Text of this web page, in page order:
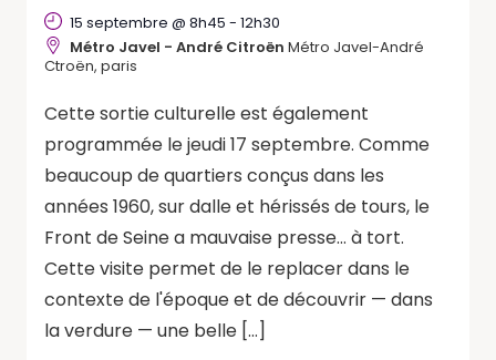
15 septembre @ 8h45 - 12h30
Métro Javel - André Citroën Métro Javel-André
Ctroën, paris
Cette sortie culturelle est également
programmée le jeudi 17 septembre. Comme
beaucoup de quartiers conçus dans les
années 1960, sur dalle et hérissés de tours, le
Front de Seine a mauvaise presse... à tort.
Cette visite permet de le replacer dans le
contexte de l'époque et de découvrir — dans
la verdure — une belle […]